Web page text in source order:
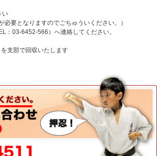
い
要となりますのでごちゅういください。）
：03-6452-566）へ連絡してください。
支部で回収いたします